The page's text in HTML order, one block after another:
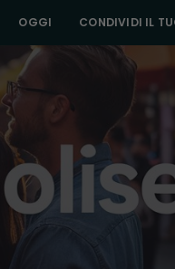
OGGI CONDIVIDI IL